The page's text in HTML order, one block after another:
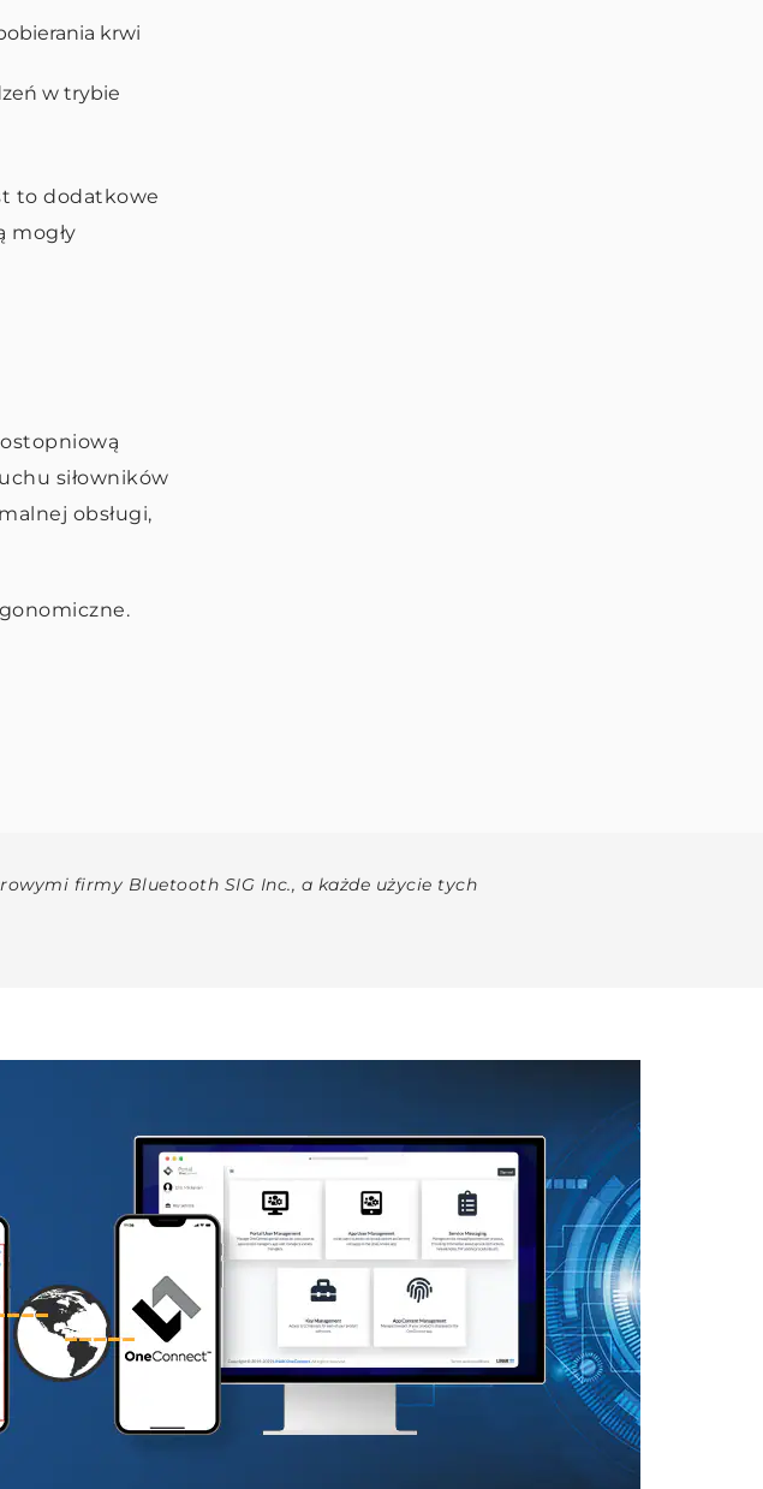
krwi
w trybie
to dodatkowe
mogły
siłowników
obsługi,
firmy Bluetooth SIG Inc., a każde użycie tych